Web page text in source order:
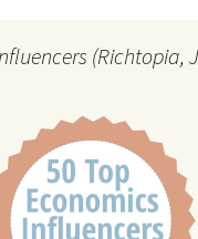
(Richtopia,